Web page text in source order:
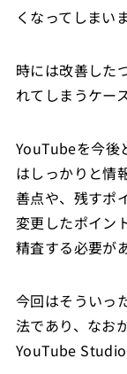
くなってしまいま
時には改善した
れてしまうケー
YouTubeを今後
はしっかりと情
善点や、残すポ
変更したポイン
精査する必要が
今回はそういっ
法であり、なお
YouTube Studio